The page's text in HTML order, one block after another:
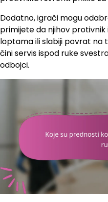
Dodatno, igrači mogu
primijete da njihov
loptama ili slabiji povrat na
čini servis ispod ruke
odbojci.